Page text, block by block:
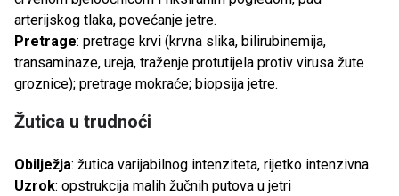
arterijskog tlaka, povećanje jetre.
Pretrage: pretrage krvi (krvna slika, bilirubinemija,
transaminaze, ureja, traženje protutijela protiv virusa žute
groznice); pretrage mokraće; biopsija jetre.
Žutica u trudnoći
Obilježja: žutica varijabilnog intenziteta, rijetko intenzivna.
Uzrok: opstrukcija malih žučnih putova u jetri